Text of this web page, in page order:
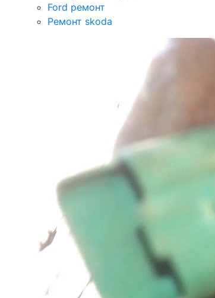
Ford ремонт
Ремонт skoda